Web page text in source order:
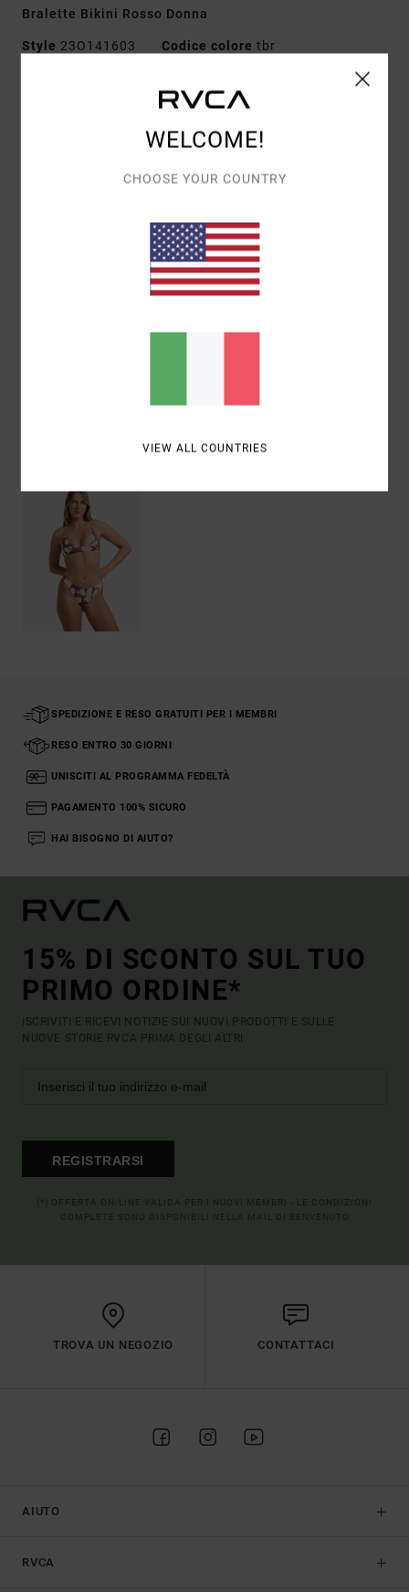
Bralette Bikini Rosso Donna
Style 23O141603 Codice colore tbr
Bralette con scollo a V incrociato sulla schiena e
coppe removibili
Disegno con stampa all-over
[Tessuto principale] 80% nylon riciclato,
Visti di recente
SPEDIZIONE E RESO GRATUITI PER I MEMBRI
RESO ENTRO 30 GIORNI
UNISCITI AL PROGRAMMA FEDELTÀ
PAGAMENTO 100% SICURO
HAI BISOGNO DI AIUTO?
15% DI SCONTO SUL TUO
PRIMO ORDINE*
ISCRIVITI E RICEVI NOTIZIE SUI NUOVI PRODOTTI E SULLE
NUOVE STORIE RVCA PRIMA DEGLI ALTRI.
REGISTRARSI
TROVA UN NEGOZIO CONTATTACI
AIUTO
RVCA
WELCOME!
CHOOSE YOUR COUNTRY
VIEW ALL COUNTRIES